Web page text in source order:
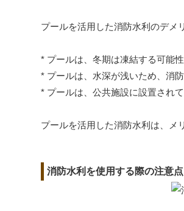
プールを活用した消防水利のデメ
* プールは、冬期は凍結する可能
* プールは、水深が浅いため、消
* プールは、公共施設に設置され
プールを活用した消防水利は、メ
消防水利を使用する際の注意点